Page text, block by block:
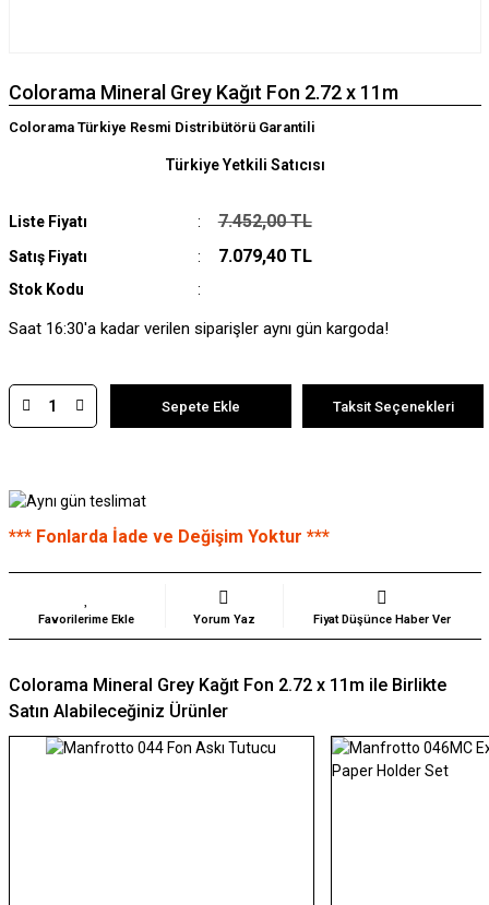
Colorama Mineral Grey Kağıt Fon 2.72 x 11m
Colorama Türkiye Resmi Distribütörü Garantili
Liste Fiyatı 7.452,00 TL
Satış Fiyatı 7.079,40 TL
Stok Kodu
Türkiye Yetkili Satıcısı
Saat 16:30'a kadar verilen siparişler aynı gün kargoda!
Sepete Ekle Taksit Seçenekleri
*** Fonlarda İade ve Değişim Yoktur ***
Yorum Yaz Fiyat Düşünce Haber Ver
Colorama Mineral Grey Kağıt Fon 2.72 x 11m ile Birlikte
Satın Alabileceğiniz Ürünler